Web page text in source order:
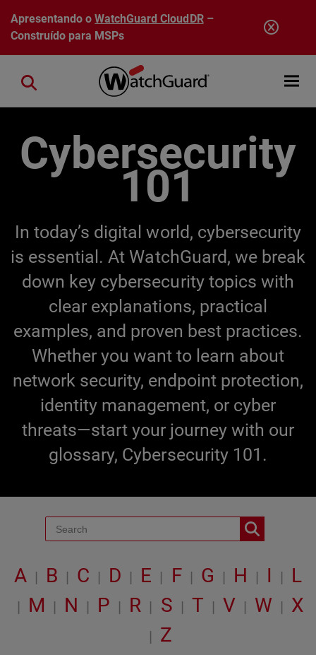
Pular para o conteúdo principal
Apresentando oWatchGuard CloudDR–
Construído para MSPs
Open
Close search
Cybersecurity
101
In today’s digital world, cybersecurity
is essential. At WatchGuard, we break
down key cybersecurity topics with
clear explanations, practical
examples, and proven best practices.
Whether you want to learn about
network security, endpoint protection,
identity management, or cyber
threats—start your journey with our
glossary, Cybersecurity 101.
A | B | C | D | E | F | G | H | I | L
| M | N | P | R | S | T | V | W | X
| Z